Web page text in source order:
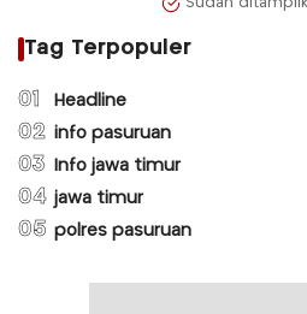
Sudah
Tag Terpopuler
01 Headline
02 info pasuruan
03 Info jawa timur
04 jawa timur
05 polres pasuruan